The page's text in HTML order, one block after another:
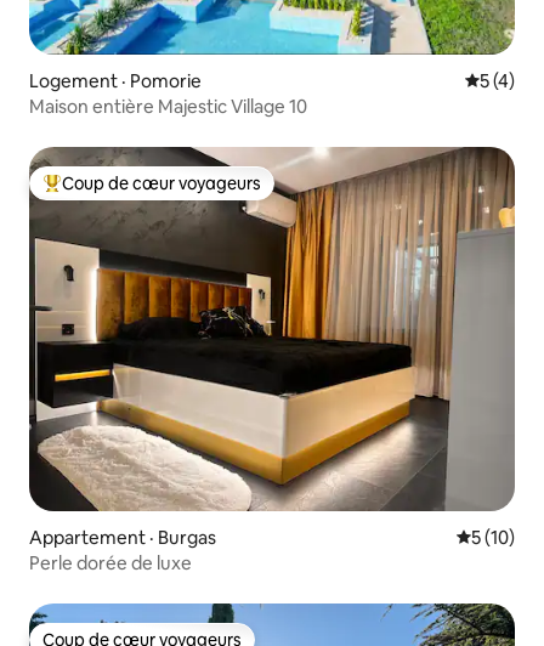
Logement · Pomorie Note
5 (4)
Maison entière Majestic Village 10
Coup de cœur voyageurs parmi les plus aimés
Coup de cœur voyageurs
Appartement · Burgas Note
5 (10)
Perle dorée de luxe
Coup de cœur voyageurs